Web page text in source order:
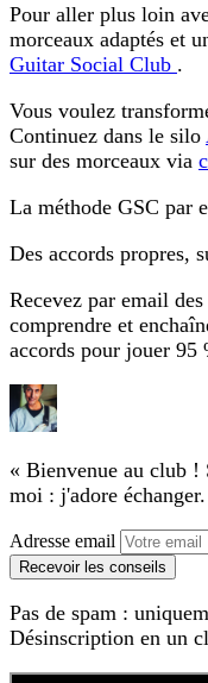
Pour aller plus loin
morceaux adaptés et
Guitar Social Club .
Vous voulez
Continuez dans le silo
sur des morceaux via
La méthode GSC par
Des accords propres,
Recevez par email
comprendre et
accords pour jouer 95
« Bienvenue au club !
moi : j'adore
Adresse email
Recevoir les conseils
Pas de spam :
Désinscription en un